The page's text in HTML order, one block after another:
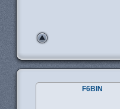
F6BIN